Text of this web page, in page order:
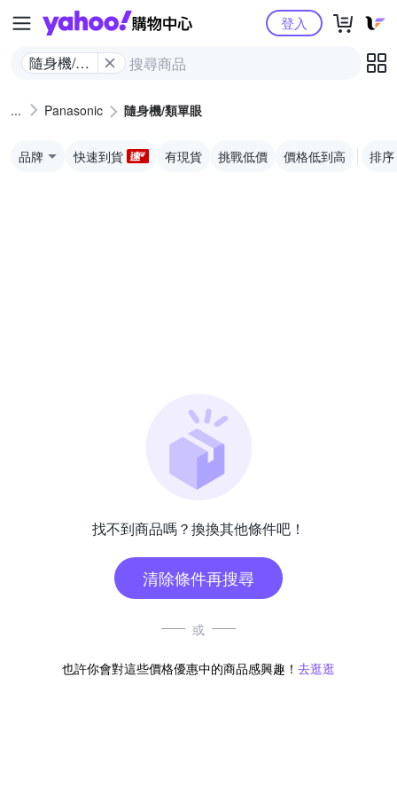
Yahoo購物中心
隨身機/類
登入
Panasonic 隨身機/類單眼
品牌 快速到貨 有現貨 挑戰低價 價格低到高 排序
找不到商品嗎？換換其他條件吧！
清除條件再搜尋
或
也許你會對這些價格優惠中的商品感興趣！ 去逛逛